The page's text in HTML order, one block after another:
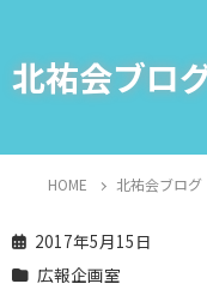
北祐会ブロ
HOME 北祐会ブログ
2017年5月15日
広報企画室